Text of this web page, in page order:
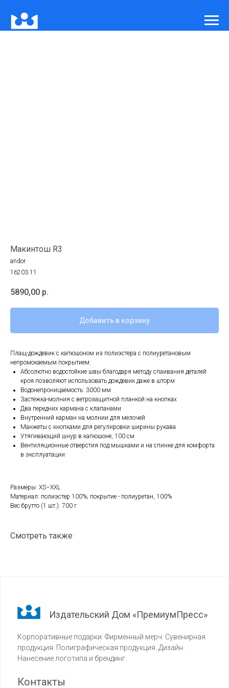
Макинтош R3
andor
16203.11
5890,00 р.
Добавить в корзину
Плащ-дождевик с капюшоном из полиэстера с полиуретановым
непромокаемым покрытием.
Абсолютно водостойкие швы благодаря методу спаивания деталей
кроя позволяют использовать дождевик даже в шторм
Водонепроницаемость: 3000 мм
Застежка-молния с ветрозащитной планкой на кнопках
Два передних кармана с клапанами
Внутренний карман на молнии для мелочей
Манжеты с кнопками для регулировки ширины рукава
Утягивающий шнур в капюшоне, 100 см
Вентиляционные отверстия под мышками и на спинке для комфорта
в эксплуатации
Размеры: XS–XXL
Материал: полиэстер 100%; покрытие - полиуретан, 100%
Вес брутто (1 шт.): 700 г
Смотреть также
Издательский Дом «ПремиумПресс»
Корпоративные подарки. Фирменный мерч. Сувенирная
продукция. Полиграфическая продукция. Дизайн.
Нанесение логотипа и брендинг.
Контакты